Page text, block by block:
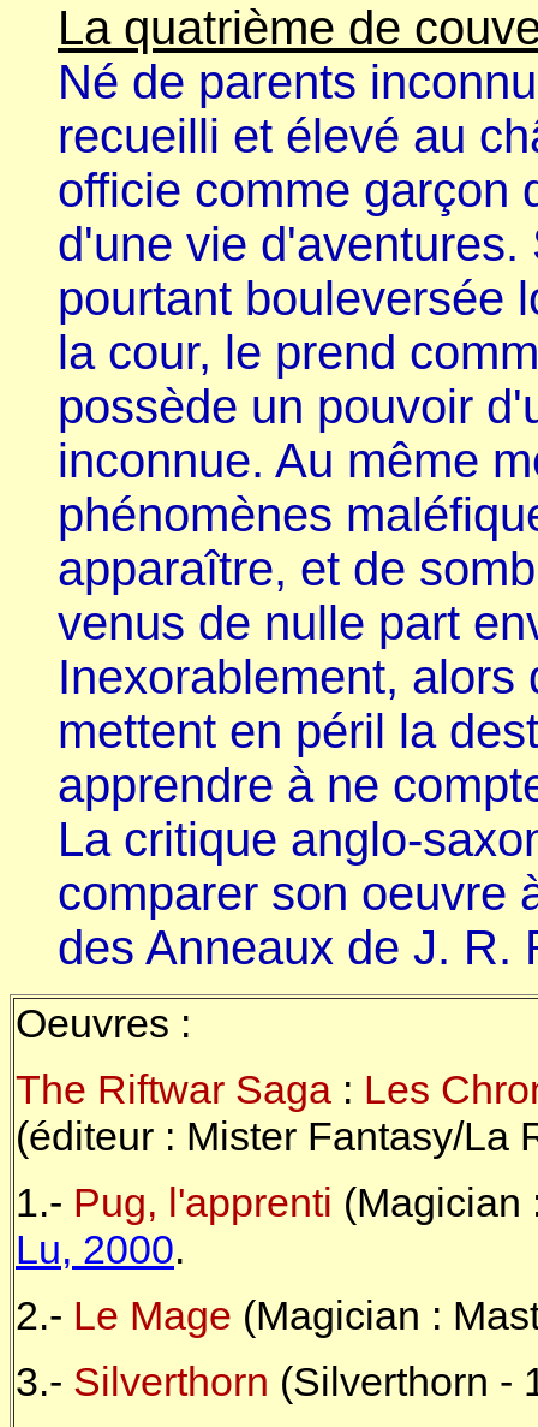
La quatrième de
Né de parents
recueilli et élevé au
officie comme garçon
d'une vie
pourtant bouleversée
la cour, le prend
possède un pouvoir
inconnue. Au même
phénomènes
apparaître, et de
venus de nulle part
Inexorablement,
mettent en péril la
apprendre à ne
La critique anglo-
comparer son oeuvre
des Anneaux de J. R.
Oeuvres :
The Riftwar Saga : Les
(éditeur : Mister Fantasy/La
1.- Pug, l'apprenti (Magician
Lu, 2000.
2.- Le Mage (Magician :
3.- Silverthorn (Silverthorn -